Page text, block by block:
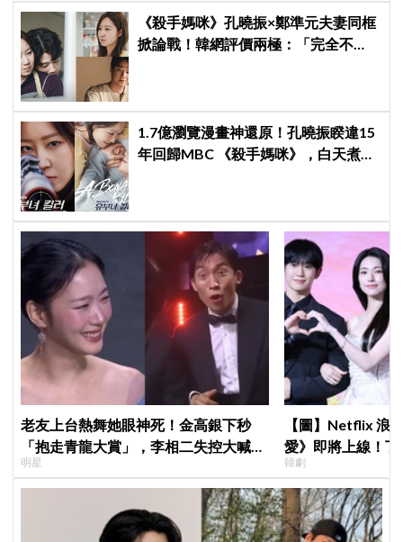
《殺手媽咪》孔曉振×鄭準元夫妻同框
掀論戰！韓網評價兩極：「完全不
1.7億瀏覽漫畫神還原！孔曉振睽違15
年回歸MBC 《殺手媽咪》，白天煮飯
老友上台熱舞她眼神死！金高銀下秒
「抱走青龍大賞」，李相二失控大喊
「呀！」真情流露網笑翻
明星
【圖】Netflix 浪
愛》即將上線！
製作發表會，甜
韓劇